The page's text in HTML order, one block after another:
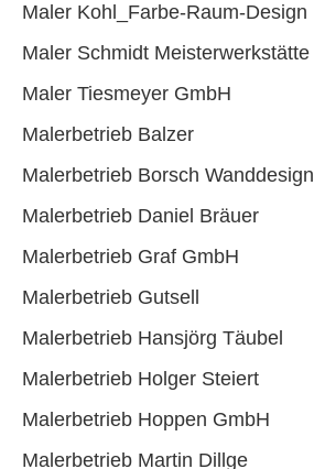
Maler Kohl_Farbe-Raum-Design
Maler Schmidt Meisterwerkstätte
Maler Tiesmeyer GmbH
Malerbetrieb Balzer
Malerbetrieb Borsch Wanddesign
Malerbetrieb Daniel Bräuer
Malerbetrieb Graf GmbH
Malerbetrieb Gutsell
Malerbetrieb Hansjörg Täubel
Malerbetrieb Holger Steiert
Malerbetrieb Hoppen GmbH
Malerbetrieb Martin Dillge